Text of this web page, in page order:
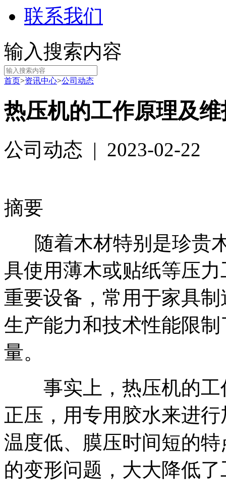
联系我们
输入搜索内容
首页>资讯中心>公司动态
热压机的工作原理及维
公司动态 | 2023-02-22
摘要
随着木材特别是珍贵
具使用薄木或贴纸等压
重要设备，常用于家具
生产能力和技术性能限
量。
事实上，热压机的工
正压，用专用胶水来进
温度低、膜压时间短的
的变形问题，大大降低